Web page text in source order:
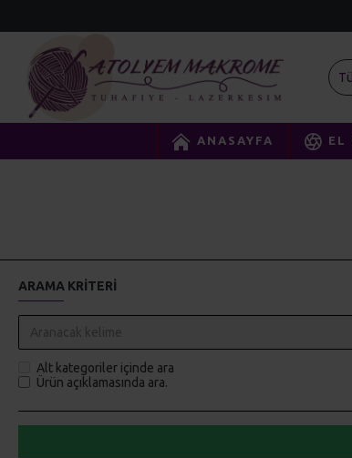
ANASAYFA EL
ARAMA KRITERI
Alt kategoriler içinde ara
Ürün açıklamasında ara.